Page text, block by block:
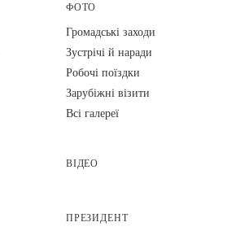
ФОТО
Громадські заходи
Зустрічі й наради
Робочі поїздки
Зарубіжні візити
Всі галереї
ВІДЕО
ПРЕЗИДЕНТ